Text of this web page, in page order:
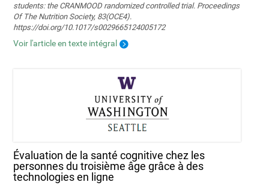
students: the CRANMOOD randomized controlled trial. Proceedings
Of The Nutrition Society, 83(OCE4).
https://doi.org/10.1017/s0029665124005172
Voir l'article en texte intégral
Évaluation de la santé cognitive chez les
personnes du troisième âge grâce à des
technologies en ligne